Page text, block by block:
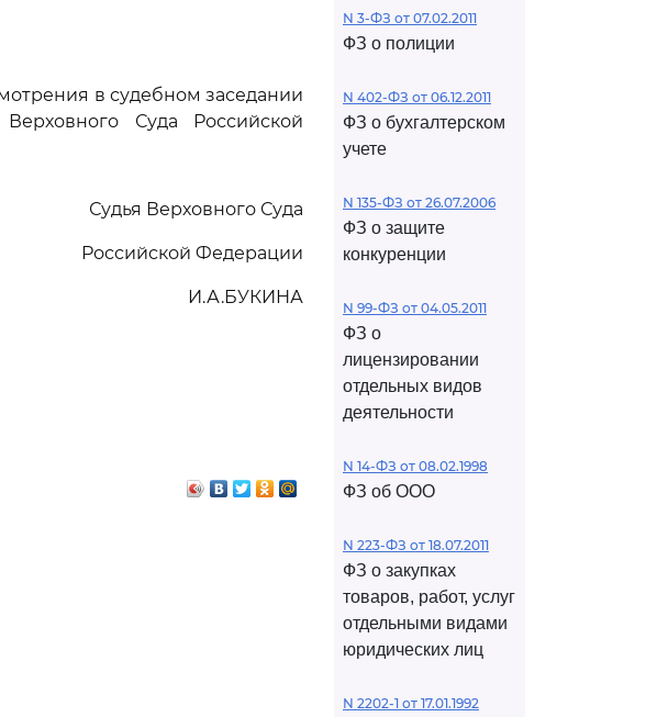
в судебном заседании
Суда Российской
Судья Верховного Суда
Российской Федерации
И.А.БУКИНА
N 3-ФЗ от 07.02.2011
ФЗ о полиции
N 402-ФЗ от 06.12.2011
ФЗ о бухгалтерском
учете
N 135-ФЗ от 26.07.2006
ФЗ о защите
конкуренции
N 99-ФЗ от 04.05.2011
ФЗ о
лицензировании
отдельных видов
деятельности
N 14-ФЗ от 08.02.1998
ФЗ об ООО
N 223-ФЗ от 18.07.2011
ФЗ о закупках
товаров, работ, услуг
отдельными видами
юридических лиц
N 2202-1 от 17.01.1992